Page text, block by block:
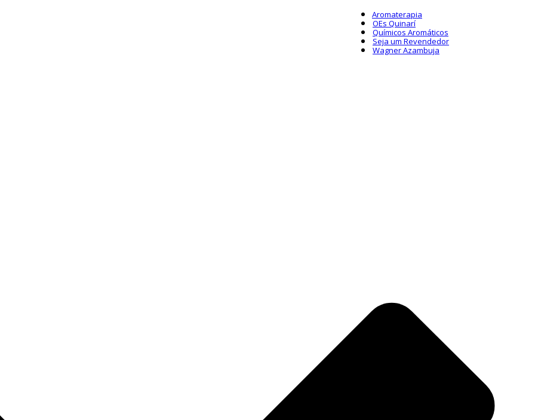
Aromaterapia
OEs Quinarí
Químicos Aromáticos
Seja um Revendedor
Wagner Azambuja